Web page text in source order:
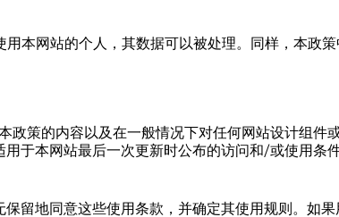
本网站的个人，其数据可以被处理。同样，本政
本政策的内容以及在一般情况下对任何网站设计组件
用于本网站最后一次更新时公布的访问和/或使用条
留地同意这些使用条款，并确定其使用规则。如